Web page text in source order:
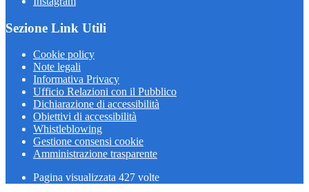
Sezione Link Utili
Cookie policy
Note legali
Informativa Privacy
Ufficio Relazioni con il Pubblico
Dichiarazione di accessibilità
Obiettivi di accessibilità
Whistleblowing
Gestione consensi cookie
Amministrazione trasparente
Pagina visualizzata 427 volte